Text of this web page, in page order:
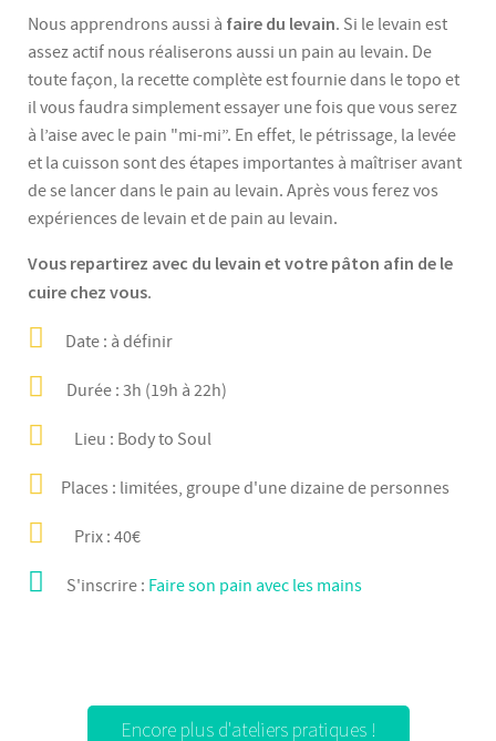
Nous apprendrons aussi à faire du levain. Si le levain est
assez actif nous réaliserons aussi un pain au levain. De
toute façon, la recette complète est fournie dans le topo et
il vous faudra simplement essayer une fois que vous serez
à l’aise avec le pain "mi-mi”. En effet, le pétrissage, la levée
et la cuisson sont des étapes importantes à maîtriser avant
de se lancer dans le pain au levain. Après vous ferez vos
expériences de levain et de pain au levain.
Vous repartirez avec du levain et votre pâton afin de le
cuire chez vous.
Date : à définir
Durée : 3h (19h à 22h)
Lieu : Body to Soul
Places : limitées, groupe d'une dizaine de personnes
Prix : 40€
S'inscrire : Faire son pain avec les mains
Encore plus d'ateliers pratiques !